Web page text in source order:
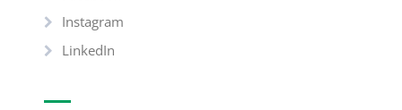
Instagram
LinkedIn